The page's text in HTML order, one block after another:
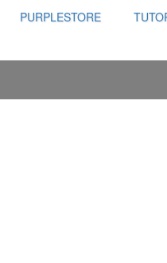
PURPLESTORE